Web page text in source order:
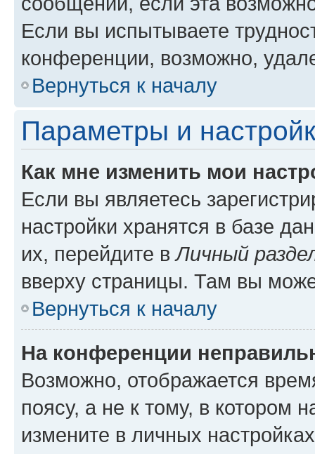
Если вы испытываете
конференции, возможно,
Вернуться к началу
Параметры и
Как мне изменить мои
Если вы являетесь
настройки хранятся в базе
их, перейдите вЛичный
вверху страницы. Там вы
Вернуться к началу
На конференции
Возможно, отображается
поясу, а не к тому, в котором
измените в личных